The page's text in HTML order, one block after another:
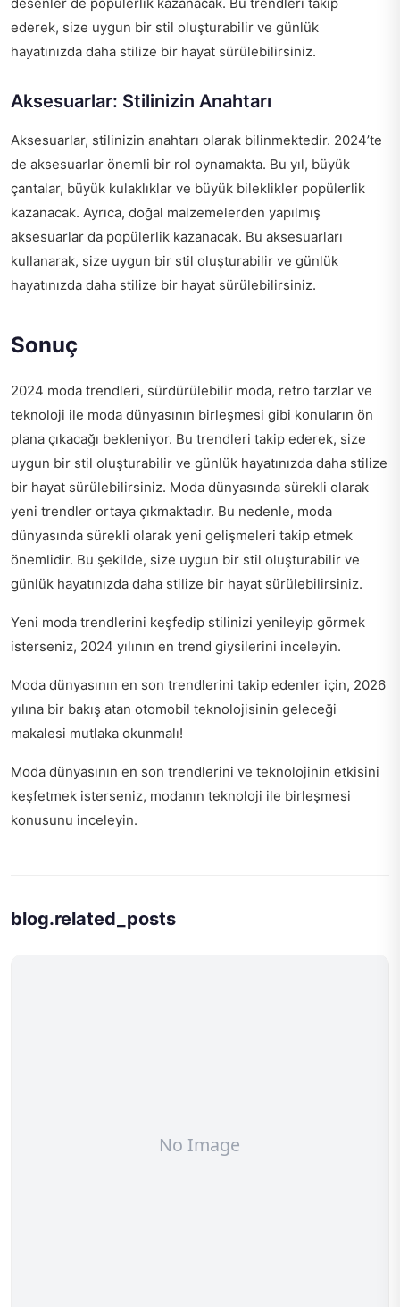
desenler de popülerlik kazanacak. Bu trendleri takip
ederek, size uygun bir stil oluşturabilir ve günlük
hayatınızda daha stilize bir hayat sürülebilirsiniz.
Aksesuarlar: Stilinizin Anahtarı
Aksesuarlar, stilinizin anahtarı olarak bilinmektedir. 2024’te
de aksesuarlar önemli bir rol oynamakta. Bu yıl, büyük
çantalar, büyük kulaklıklar ve büyük bileklikler popülerlik
kazanacak. Ayrıca, doğal malzemelerden yapılmış
aksesuarlar da popülerlik kazanacak. Bu aksesuarları
kullanarak, size uygun bir stil oluşturabilir ve günlük
hayatınızda daha stilize bir hayat sürülebilirsiniz.
Sonuç
2024 moda trendleri, sürdürülebilir moda, retro tarzlar ve
teknoloji ile moda dünyasının birleşmesi gibi konuların ön
plana çıkacağı bekleniyor. Bu trendleri takip ederek, size
uygun bir stil oluşturabilir ve günlük hayatınızda daha stilize
bir hayat sürülebilirsiniz. Moda dünyasında sürekli olarak
yeni trendler ortaya çıkmaktadır. Bu nedenle, moda
dünyasında sürekli olarak yeni gelişmeleri takip etmek
önemlidir. Bu şekilde, size uygun bir stil oluşturabilir ve
günlük hayatınızda daha stilize bir hayat sürülebilirsiniz.
Yeni moda trendlerini keşfedip stilinizi yenileyip görmek
isterseniz, 2024 yılının en trend giysilerini inceleyin.
Moda dünyasının en son trendlerini takip edenler için, 2026
yılına bir bakış atan otomobil teknolojisinin geleceği
makalesi mutlaka okunmalı!
Moda dünyasının en son trendlerini ve teknolojinin etkisini
keşfetmek isterseniz, modanın teknoloji ile birleşmesi
konusunu inceleyin.
blog.related_posts